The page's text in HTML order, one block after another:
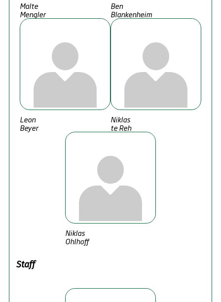
Malte
Mengler
Ben
Blankenheim
Leon
Beyer
Niklas
te Reh
Niklas
Ohlhoff
Staff